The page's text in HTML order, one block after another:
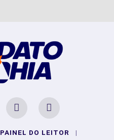
PAINEL DO LEITOR |